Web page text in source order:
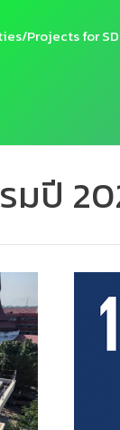
Projects for
มปี